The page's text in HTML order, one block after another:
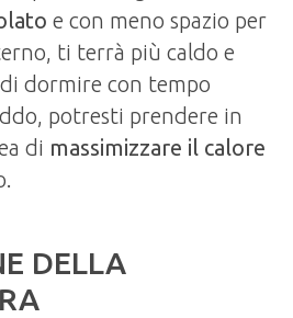
e con meno spazio per
ti terrà più caldo e
di dormire con tempo
potresti prendere in
di massimizzare il calore
DELLA